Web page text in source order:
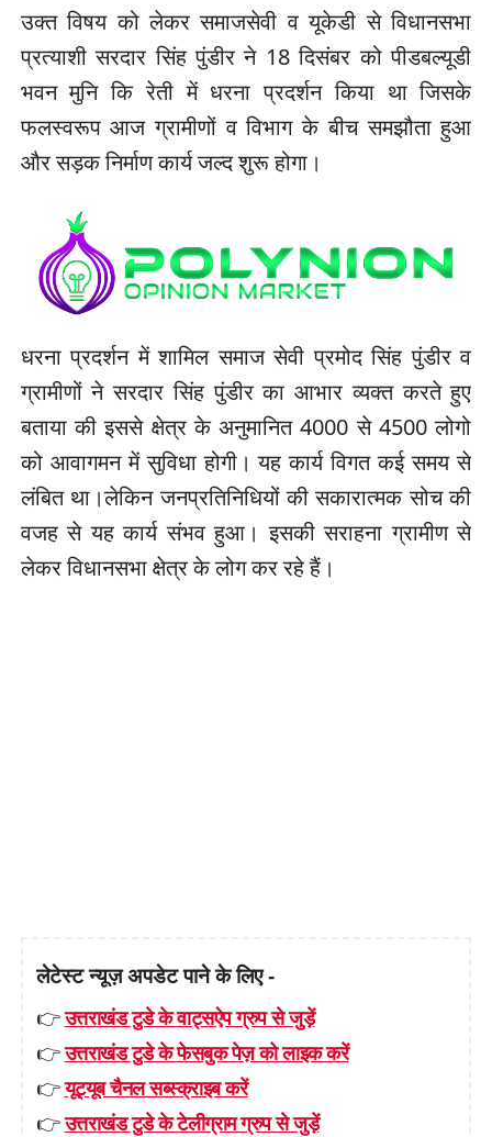
उक्त विषय को लेकर समाजसेवी व यूकेडी से विधानसभा
प्रत्याशी सरदार सिंह पुंडीर ने 18 दिसंबर को पीडबल्यूडी
भवन मुनि कि रेती में धरना प्रदर्शन किया था जिसके
फलस्वरूप आज ग्रामीणों व विभाग के बीच समझौता हुआ
और सड़क निर्माण कार्य जल्द शुरू होगा।
धरना प्रदर्शन में शामिल समाज सेवी प्रमोद सिंह पुंडीर व
ग्रामीणों ने सरदार सिंह पुंडीर का आभार व्यक्त करते हुए
बताया की इससे क्षेत्र के अनुमानित 4000 से 4500 लोगो
को आवागमन में सुविधा होगी। यह कार्य विगत कई समय से
लंबित था।लेकिन जनप्रतिनिधियों की सकारात्मक सोच की
वजह से यह कार्य संभव हुआ। इसकी सराहना ग्रामीण से
लेकर विधानसभा क्षेत्र के लोग कर रहे हैं।
लेटेस्ट न्यूज़ अपडेट पाने के लिए -
👉उत्तराखंड टुडे के वाट्सऐप ग्रुप से जुड़ें
👉उत्तराखंड टुडे के फेसबुक पेज़ को लाइक करें
👉यूट्यूब चैनल सब्स्क्राइब करें
👉उत्तराखंड टुडे के टेलीग्राम ग्रुप से जुड़ें